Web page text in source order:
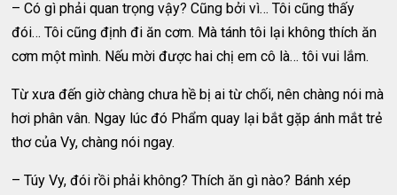
– Có gì phải quan trọng vậy? Cũng bởi vì… Tôi cũng thấy
đói… Tôi cũng định đi ăn cơm. Mà tánh tôi lại không thích ăn
cơm một mình. Nếu mời được hai chị em cô là… tôi vui lắm.
Từ xưa đến giờ chàng chưa hề bị ai từ chối, nên chàng nói mà
hơi phân vân. Ngay lúc đó Phẩm quay lại bắt gặp ánh mắt trẻ
thơ của Vy, chàng nói ngay.
– Túy Vy, đói rồi phải không? Thích ăn gì nào? Bánh xép